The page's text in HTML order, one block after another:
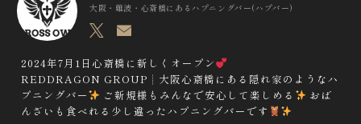
e
n
大阪・難波・心斎橋にあるハプニングバー(ハプバー)
2024年7月1日心斎橋に新しくオープン
REDDRAGON GROUP┊︎大阪心斎橋にある隠れ家のようなハ
プニングバー
ご新規様もみんなで安心して楽しめる
おば
んざいも食べれる少し違ったハプニングバーです